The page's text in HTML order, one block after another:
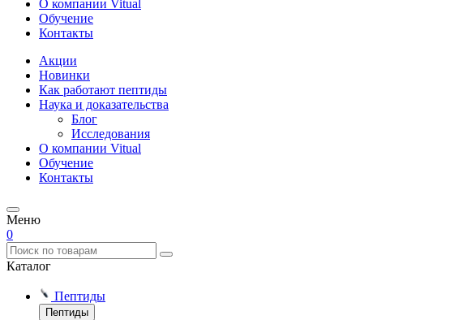
О компании Vitual
Обучение
Контакты
Акции
Новинки
Как работают пептиды
Наука и доказательства
Блог
Исследования
О компании Vitual
Обучение
Контакты
Меню
0
Каталог
Пептиды
Пептиды